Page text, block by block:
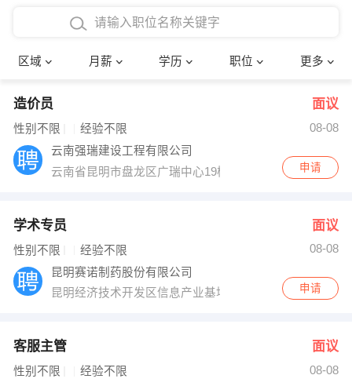
区域 月薪 学历 职位 更多
4000-5000元
8000-12000元
12000-20000元
博士
文员
财务会计
网络IT
快递员
收银员 技术员/工程师
出纳
确定
造价员 面议
性别不限 经验不限
08-08
云南强瑞建设工程有限公司
云南省昆明市盘龙区广瑞中心19楼
申请
学术专员 面议
性别不限 经验不限
08-08
昆明赛诺制药股份有限公司
昆明经济技术开发区信息产业基地林溪路160号
申请
客服主管 面议
性别不限 经验不限
08-08